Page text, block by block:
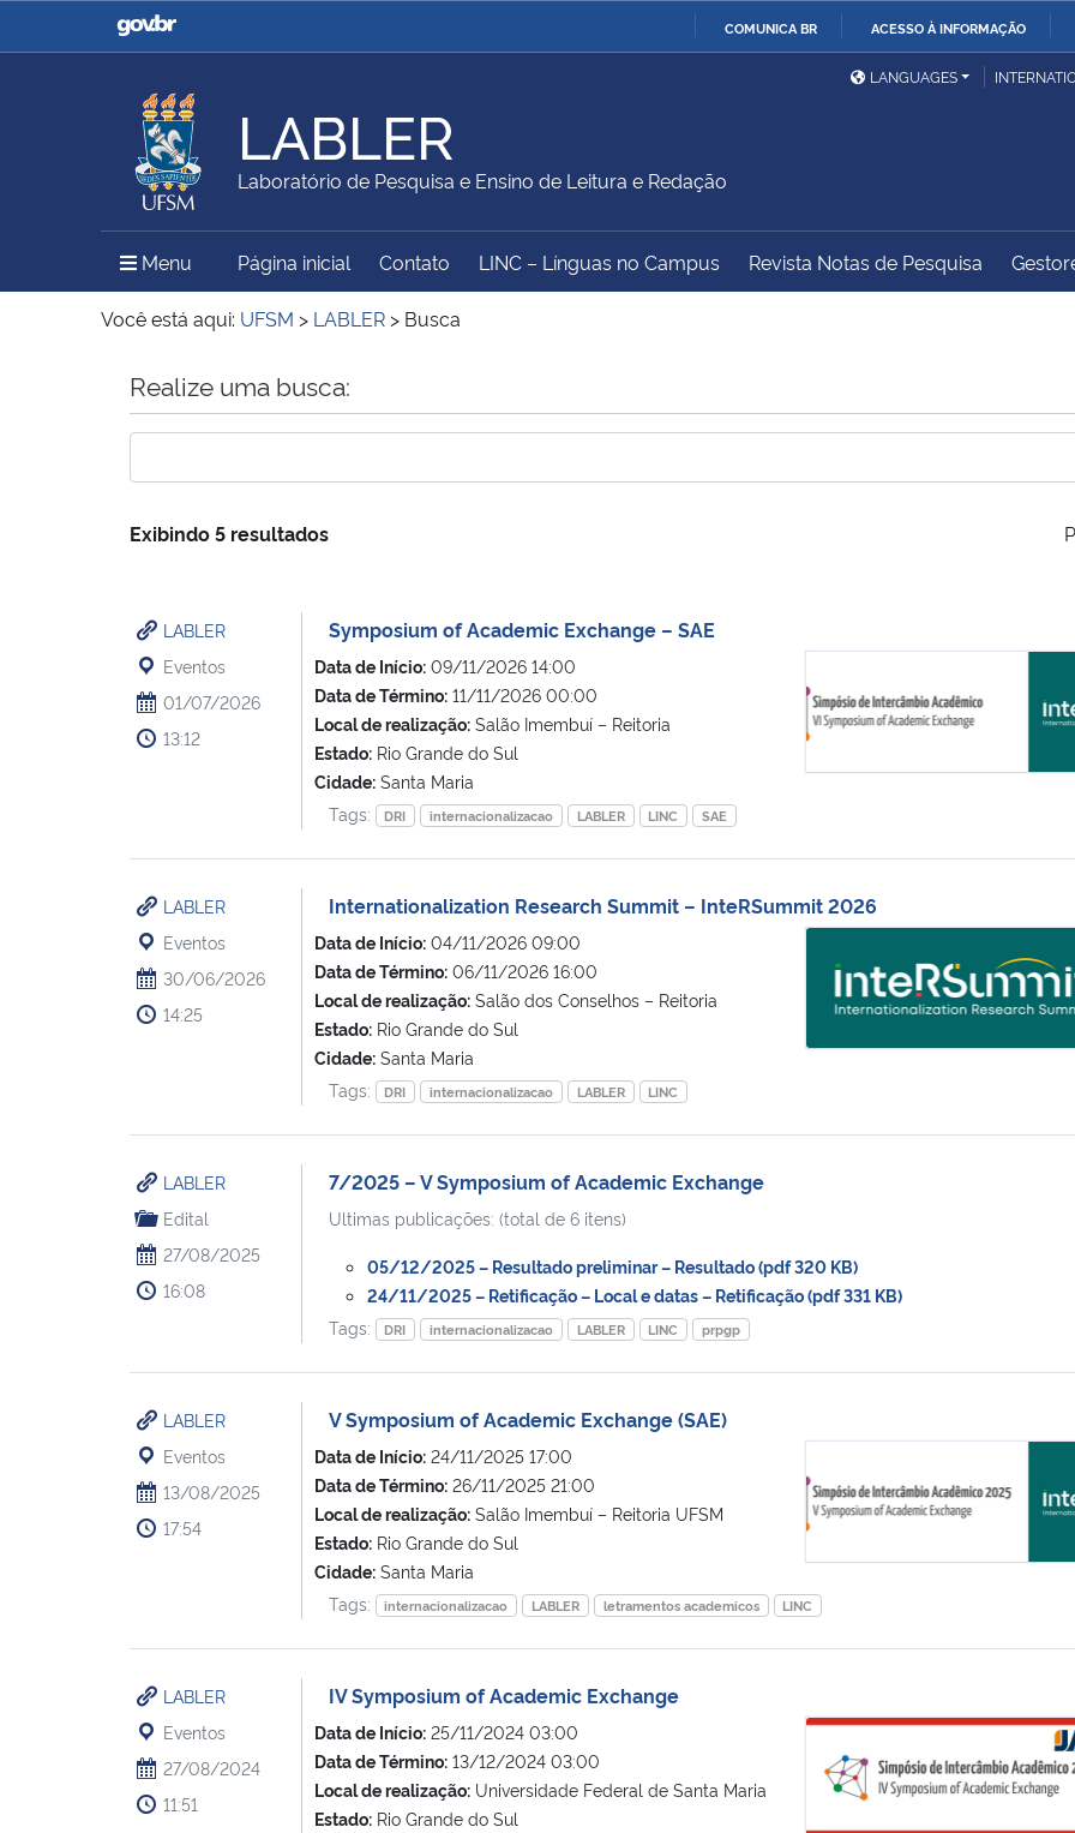
COMUNICA BR ACESSO À INFORMAÇÃO
Casa Civil
Ministério da Justiça e
Ministério da Defesa
Ministério das Relações
Exteriores
Ministério da Agricultura,
Pecuária e Abastecimento
Ministério da Educação
Ministério do Meio Ambiente Ministério do Turismo
Ministério do
Controladoria-Geral da
LANGUAGES
LABLER
Laboratório de Pesquisa e Ensino de Leitura e Redação
Menu Menu Principal do Sítio
Página inicial Contato LINC – Línguas no Campus Revista Notas de Pesquisa
Você está aqui: UFSM > LABLER > Busca
Início do conteúdo
Realize uma busca:
Exibindo 5 resultados
LABLER
Eventos
01/07/2026
13:12
Symposium of Academic Exchange – SAE
Data de Início:09/11/2026 14:00
Data de Término:11/11/2026 00:00
Local de realização:Salão Imembuí – Reitoria
Estado:Rio Grande do Sul
Cidade:Santa Maria
Tags: DRI internacionalizacao LABLER LINC SAE
LABLER
Eventos
30/06/2026
14:25
Internationalization Research Summit – InteRSummit 2026
Data de Início:04/11/2026 09:00
Data de Término:06/11/2026 16:00
Local de realização:Salão dos Conselhos – Reitoria
Estado:Rio Grande do Sul
Cidade:Santa Maria
Internationalization Research
Tags: DRI internacionalizacao LABLER LINC
LABLER
Edital
27/08/2025
16:08
7/2025 – V Symposium of Academic Exchange
Ultimas publicações: (total de 6 itens)
05/12/2025 – Resultado preliminar – Resultado (pdf 320 KB)
24/11/2025 – Retificação – Local e datas – Retificação (pdf 331 KB)
Tags:
DRI internacionalizacao LABLER LINC prpgp
LABLER
Eventos
13/08/2025
17:54
V Symposium of Academic Exchange (SAE)
Data de Início:24/11/2025 17:00
Data de Término:26/11/2025 21:00
Local de realização:Salão Imembuí – Reitoria UFSM
Estado:Rio Grande do Sul
Cidade:Santa Maria
Tags: internacionalizacao LABLER letramentos academicos LINC
LABLER
Eventos
27/08/2024
11:51
IV Symposium of Academic Exchange
Data de Início:25/11/2024 03:00
Data de Término:13/12/2024 03:00
Local de realização:Universidade Federal de Santa Maria
Estado:Rio Grande do Sul
IV Symposium of Academic